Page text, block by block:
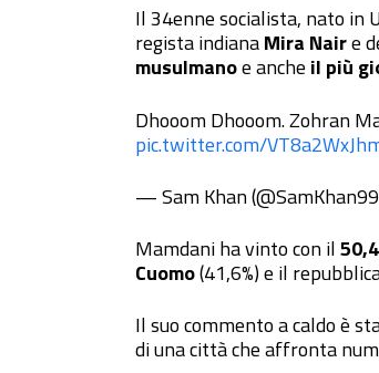
Il 34enne socialista, nato in
regista indianaMira Naire
musulmanoe anche il più
Dhooom Dhooom. Zohran
pic.twitter.com/
— Sam Khan
Mamdani ha vinto con il
Cuomo(41,6%) e il
Il suo commento a caldo è
di una città che affronta